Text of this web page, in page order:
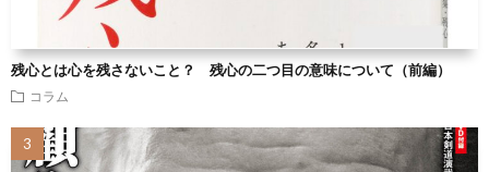
残心とは心を残さないこと？ 残心の二つ目の意味について（前編）
コラム